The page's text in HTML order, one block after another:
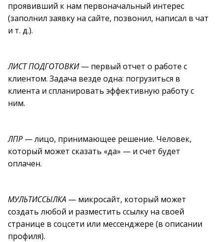
проявивший к нам первоначальный интерес
(заполнил заявку на сайте, позвонил, написал в чат
и т. д.).
ЛИСТ ПОДГОТОВКИ— первый отчет о работе с
клиентом. Задача везде одна: погрузиться в
клиента и спланировать эффективную работу с
ним.
ЛПР — лицо, принимающее решение. Человек,
который может сказать «да» — и счет будет
оплачен.
МУЛЬТИССЫЛКА — микросайт, который может
создать любой и разместить ссылку на своей
странице в соцсети или мессенджере (в описании
профиля).